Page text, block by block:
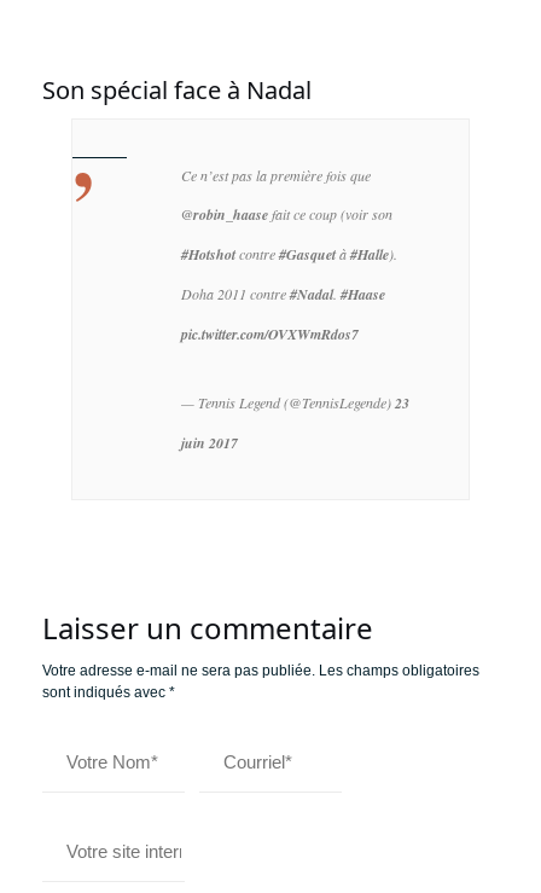
Son spécial face à Nadal
Ce n’est pas la première fois que
@robin_haasefait ce coup (voir son
#Hotshotcontre#Gasquetà#Halle).
Doha 2011 contre#Nadal.#Haase
pic.twitter.com/OVXWmRdos7
— Tennis Legend (@TennisLegende)23
juin 2017
Laisser un commentaire
Votre adresse e-mail ne sera pas publiée. Les champs obligatoires
sont indiqués avec *